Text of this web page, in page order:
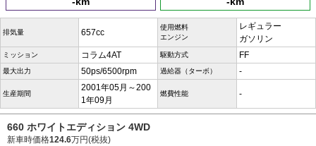
排気量 657cc
使用燃料
エンジン
レギュラー
ガソリン
ミッション コラム4AT 駆動方式 FF
最大出力 50ps/6500rpm 過給器（ターボ） -
生産期間
2001年05月～200
1年09月
燃費性能 -
660 ホワイトエディション 4WD
新車時価格124.6万円(税抜)